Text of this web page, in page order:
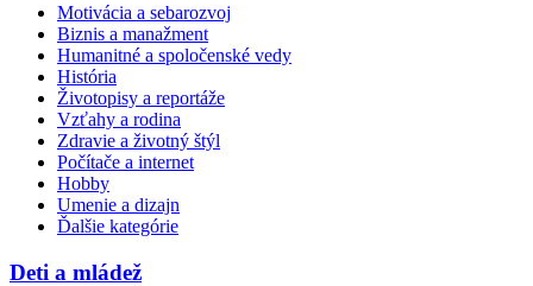
Motivácia a sebarozvoj
Biznis a manažment
Humanitné a spoločenské vedy
História
Životopisy a reportáže
Vzťahy a rodina
Zdravie a životný štýl
Počítače a internet
Hobby
Umenie a dizajn
Ďalšie kategórie
Deti a mládež